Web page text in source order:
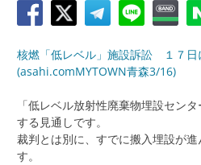
核燃「低レベル」施設訴訟 １７日
(asahi.comMYTOWN青森3/16)
「低レベル放射性廃棄物埋設セン
する見通しです。
裁判とは別に、すでに搬入埋設が
す。